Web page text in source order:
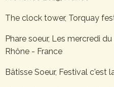
The clock tower, Torquay
Phare soeur, Les mercredi
Rhône - France
Bâtisse Soeur, Festival c'est